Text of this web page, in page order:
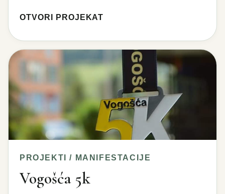
OTVORI PROJEKAT
PROJEKTI / MANIFESTACIJE
Vogošća 5k